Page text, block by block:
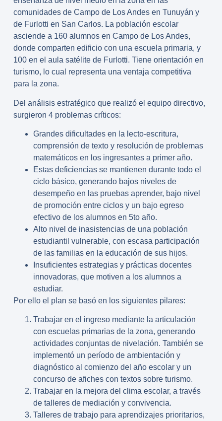
comunidades de Campo de Los Andes en Tunuyán y
de Furlotti en San Carlos. La población escolar
asciende a 160 alumnos en Campo de Los Andes,
donde comparten edificio con una escuela primaria, y
100 en el aula satélite de Furlotti. Tiene orientación en
turismo, lo cual representa una ventaja competitiva
para la zona.
Del análisis estratégico que realizó el equipo directivo,
surgieron 4 problemas críticos:
Grandes dificultades en la lecto-escritura,
comprensión de texto y resolución de problemas
matemáticos en los ingresantes a primer año.
Estas deficiencias se mantienen durante todo el
ciclo básico, generando bajos niveles de
desempeño en las pruebas aprender, bajo nivel
de promoción entre ciclos y un bajo egreso
efectivo de los alumnos en 5to año.
Alto nivel de inasistencias de una población
estudiantil vulnerable, con escasa participación
de las familias en la educación de sus hijos.
Insuficientes estrategias y prácticas docentes
innovadoras, que motiven a los alumnos a
estudiar.
Por ello el plan se basó en los siguientes pilares:
Trabajar en el ingreso mediante la articulación
con escuelas primarias de la zona, generando
actividades conjuntas de nivelación. También se
implementó un período de ambientación y
diagnóstico al comienzo del año escolar y un
concurso de afiches con textos sobre turismo.
Trabajar en la mejora del clima escolar, a través
de talleres de mediación y convivencia.
Talleres de trabajo para aprendizajes prioritarios,